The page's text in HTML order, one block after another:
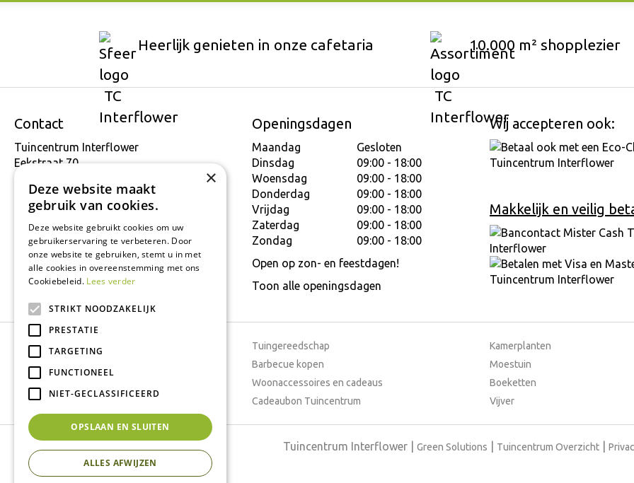
Heerlijk genieten in onze cafetaria 10.000 m² shopplezier
Contact
Tuincentrum Interflower
Eekstraat 70
+32 934 806 03
info@interflower.be
Openingsdagen
Maandag
Gesloten
Dinsdag
09:00 - 18:00
Woensdag
09:00 - 18:00
Donderdag
09:00 - 18:00
Vrijdag
09:00 - 18:00
Zaterdag
09:00 - 18:00
Zondag
09:00 - 18:00
Open op zon- en feestdagen!
Toon alle openingsdagen
Wij accepteren ook:
Makkelijk en veilig
Tuincentrum
Dierenwinkel
Tuinplanten
Cafetaria
Tuingereedschap
Barbecue kopen
Woonaccessoires en cadeaus
Cadeaubon Tuincentrum
Kamerplanten
Moestuin
Boeketten
Vijver
Tuincentrum Interflower Green Solutions Tuincentrum Overzicht
×
Deze website maakt
gebruik van cookies.
Deze website gebruikt cookies om uw
gebruikerservaring te verbeteren. Door
onze website te gebruiken, stemt u in met
alle cookies in overeenstemming met ons
Cookiebeleid. Lees verder
STRIKT NOODZAKELIJK
PRESTATIE
TARGETING
FUNCTIONEEL
NIET-GECLASSIFICEERD
OPSLAAN EN SLUITEN
ALLES AFWIJZEN